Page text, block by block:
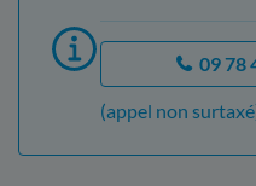
09 78
(appel non